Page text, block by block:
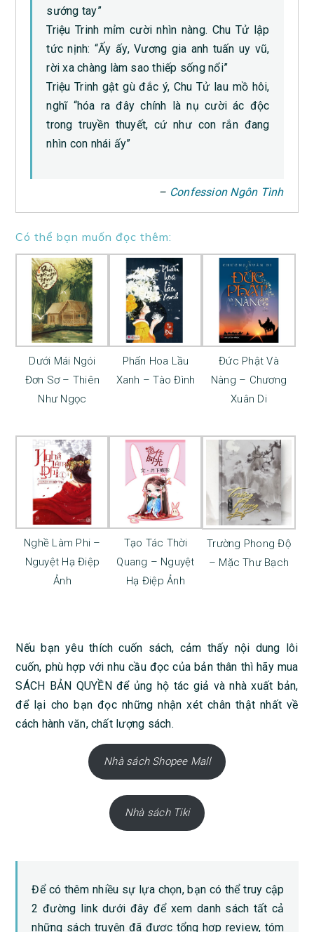
sướng tay”
Triệu Trinh mỉm cười nhìn nàng. Chu Tử lập
tức nịnh: “Ấy ấy, Vương gia anh tuấn uy vũ,
rời xa chàng làm sao thiếp sống nổi”
Triệu Trinh gật gù đắc ý, Chu Tử lau mồ hôi,
nghĩ “hóa ra đây chính là nụ cười ác độc
trong truyền thuyết, cứ như con rắn đang
nhìn con nhái ấy”
– Confession Ngôn Tình
Có thể bạn muốn đọc thêm:
Dưới Mái Ngói
Đơn Sơ – Thiên
Như Ngọc
Phấn Hoa Lầu
Xanh – Tào Đình
Đức Phật Và
Nàng – Chương
Xuân Di
Nghề Làm Phi –
Nguyệt Hạ Điệp
Ảnh
Tạo Tác Thời
Quang – Nguyệt
Hạ Điệp Ảnh
Trường Phong Độ
– Mặc Thư Bạch
Nếu bạn yêu thích cuốn sách, cảm thấy nội dung lôi
cuốn, phù hợp với nhu cầu đọc của bản thân thì hãy mua
SÁCH BẢN QUYỀN để ủng hộ tác giả và nhà xuất bản,
để lại cho bạn đọc những nhận xét chân thật nhất về
cách hành văn, chất lượng sách.
Nhà sách Shopee Mall
Nhà sách Tiki
Để có thêm nhiều sự lựa chọn, bạn có thể truy cập
2 đường link dưới đây để xem danh sách tất cả
những sách truyện đã được tổng hợp review, tóm